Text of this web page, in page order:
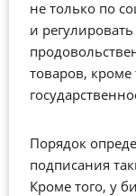
не только по
и
товаров,
Порядок
подписания
Кроме того, у